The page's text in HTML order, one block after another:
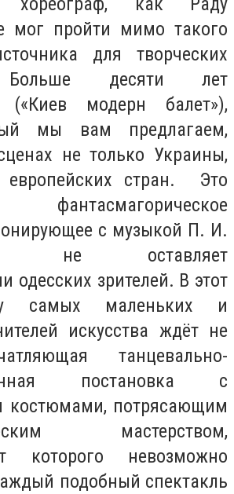
мог пройти мимо такого
для творческих
Больше десяти лет
(«Киев модерн балет»),
мы вам предлагаем,
не только Украины,
стран. Это
фантасмагорическое
с музыкой П. И.
не оставляет
одесских зрителей. В этот
самых маленьких и
искусства ждёт не
танцевально-
постановка с
костюмами, потрясающим
мастерством,
которого невозможно
подобный спектакль